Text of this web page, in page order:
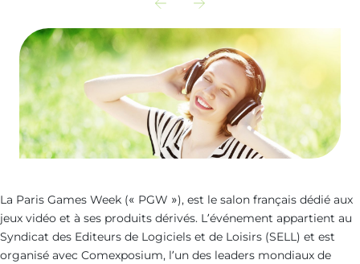
Découvrir
l‘actualité
précédente
:
visez-
label-
Découvrir
l‘actualité
suivante
:
audit-
vulnerabilite-
La Paris Games Week (« PGW »), est le salon français dédié aux
jeux vidéo et à ses produits dérivés. L’événement appartient au
Syndicat des Editeurs de Logiciels et de Loisirs (SELL) et est
organisé avec Comexposium, l’un des leaders mondiaux de